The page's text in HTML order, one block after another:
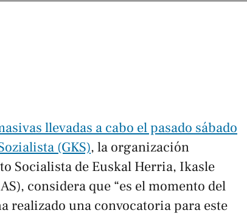
llevadas a cabo el pasado sábado
(GKS), la organización
Socialista de Euskal Herria, Ikasle
considera que “es el momento del
realizado una convocatoria para este